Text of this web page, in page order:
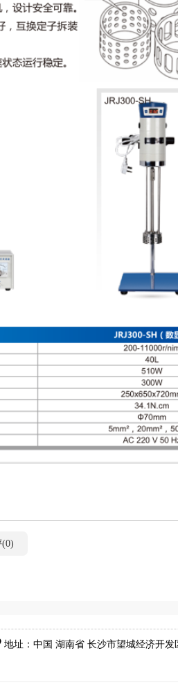
(0)
地址：中国 湖南省 长沙市望城经济开发